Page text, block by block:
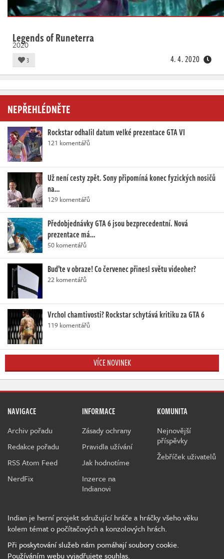
Legends of Runeterra
2020
3 4. 4. 2020
NEPŘEHLÉDNĚTE
Rockstar odhalil datum velké prezentace GTA VI
121 komentářů
Už není cesty zpět. Sony připomíná konec fyzických nosičů
na…
129 komentářů
Předobjednávky GTA 6 jsou bezprecedentní. Nová
prezentace má…
50 komentářů
Buďte v obraze! Co červenec přinesl světu videoher?
22 komentářů
Vrchol chamtivosti? Rockstar schytává kritiku za GTA 6
119 komentářů
VÍCE NOVINEK
NAVIGACE
Archiv pořadu
Redakce pořadu
RSS Atom Feed
NerdFix
INFORMACE
Zásady ochrany
Pravidla užívání
Jak hodnotíme
Inzerce na
Indianovi
KOMUNITA
Nejnovější
příspěvky
Žebříček uživatelů
Indian je herní projekt sdružující hráče a hráčky všeho věku
kolem témat o počítačových a konzolových hrách.
Při poskytování služeb nám pomáhají soubory cookie.
Používáním webu vyjadřujete souhlas.